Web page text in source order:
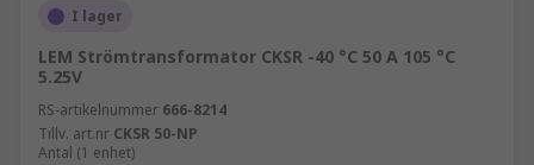
I lager
LEM Strömtransformator CKSR -40 °C 50 A 105 °C
5.25V
RS-artikelnummer 666-8214
Tillv. art.nr CKSR 50-NP
Antal (1 enhet)